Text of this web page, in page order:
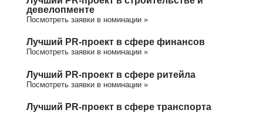
девелопменте
Посмотреть заявки в номинации »
Лучший PR-проект в сфере финансов
Посмотреть заявки в номинации »
Лучший PR-проект в сфере ритейла
Посмотреть заявки в номинации »
Лучший PR-проект в сфере транспорта